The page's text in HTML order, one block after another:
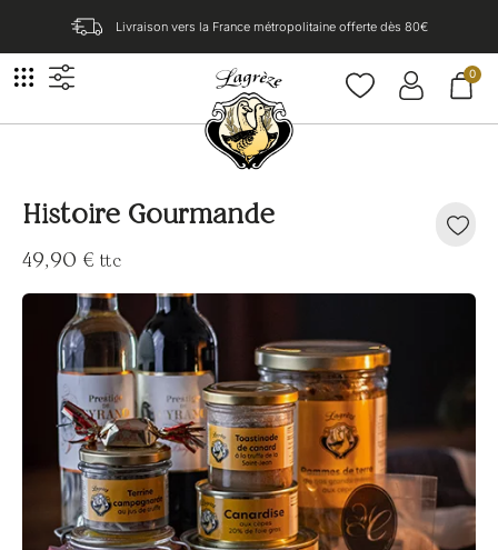
Livraison vers la France métropolitaine offerte dès 80€​
0
Histoire Gourmande
49,90 € ttc